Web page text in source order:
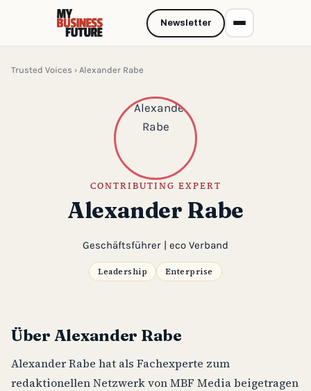
Trusted Voices › Alexander Rabe
CONTRIBUTING EXPERT
Alexander Rabe
Geschäftsführer | eco Verband
Leadership Enterprise
Über Alexander Rabe
Alexander Rabe hat als Fachexperte zum
redaktionellen Netzwerk von MBF Media beigetragen
Newsletter